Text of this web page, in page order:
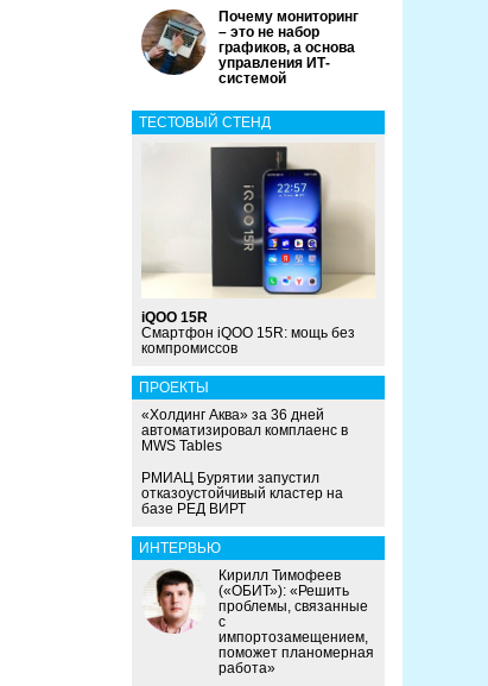
Почему мониторинг
– это не набор
графиков, а основа
управления ИТ-
системой
ТЕСТОВЫЙ СТЕНД
iQOO 15R
Смартфон iQOO 15R: мощь без
компромиссов
ПРОЕКТЫ
«Холдинг Аква» за 36 дней
автоматизировал комплаенс в
MWS Tables
РМИАЦ Бурятии запустил
отказоустойчивый кластер на
базе РЕД ВИРТ
ИНТЕРВЬЮ
Кирилл Тимофеев
(«ОБИТ»): «Решить
проблемы, связанные
с
импортозамещением,
поможет планомерная
работа»